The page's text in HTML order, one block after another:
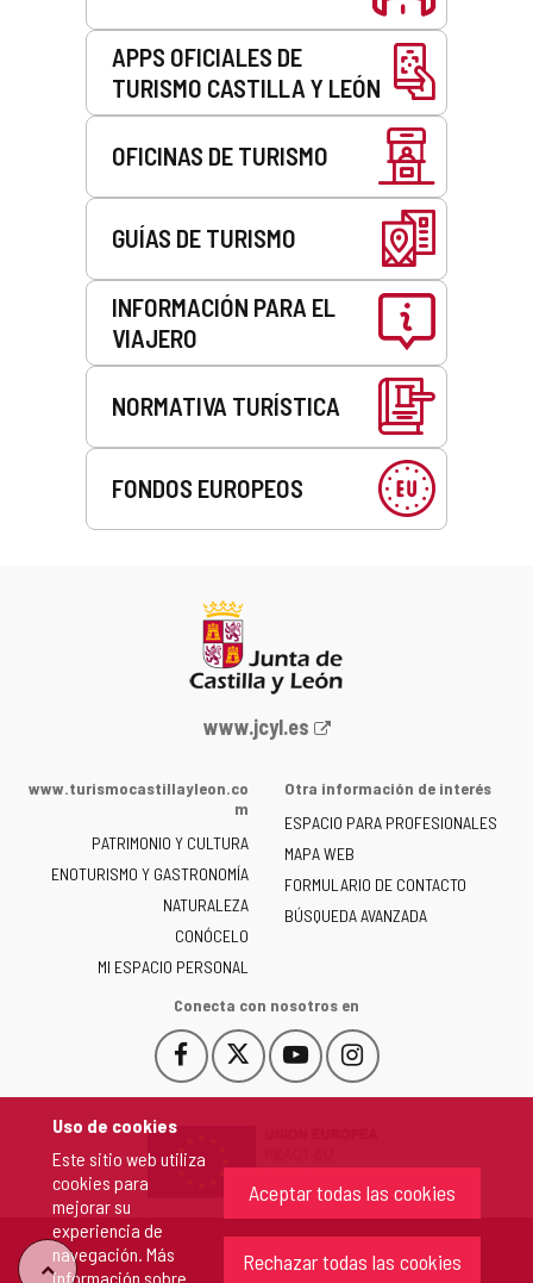
Uso de cookies
Este sitio web utiliza
cookies para
mejorar su
experiencia de
navegación. Más
información sobre
Aceptar todas las cookies
Rechazar todas las cookies
APPS OFICIALES DE
TURISMO CASTILLA Y LEÓN
OFICINAS DE TURISMO
GUÍAS DE TURISMO
INFORMACIÓN PARA EL
VIAJERO
NORMATIVA TURÍSTICA
FONDOS EUROPEOS
Portal
la
de
Castilla
y
León
-
www.jcyl.es
www.turismocastillayleon.co
m
PATRIMONIO Y CULTURA
ENOTURISMO Y GASTRONOMÍA
NATURALEZA
CONÓCELO
MI ESPACIO PERSONAL
Otra información de interés
ESPACIO PARA PROFESIONALES
MAPA WEB
FORMULARIO DE CONTACTO
BÚSQUEDA AVANZADA
Conecta con nosotros en
Facebook
Este
enlace
en
nueva.
Este
enlace
una
ventana
nueva.
YouTube
Este
enlace
una
ventana
nueva.
Instagram
Este
enlace
una
ventana
nueva.
"Volver